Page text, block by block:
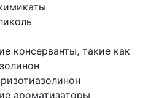
консерванты, такие как
ароматизаторы